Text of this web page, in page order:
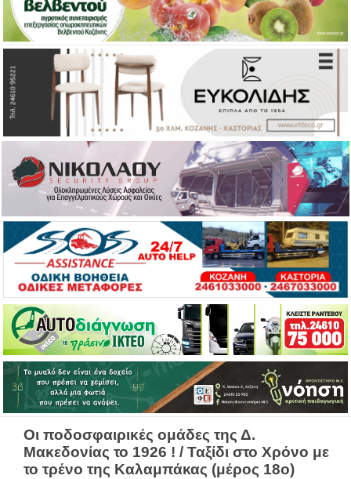
Οι ποδοσφαιρικές ομάδες της Δ.
Μακεδονίας το 1926 ! / Ταξίδι στο Χρόνο με
το τρένο της Καλαμπάκας (μέρος 18ο)